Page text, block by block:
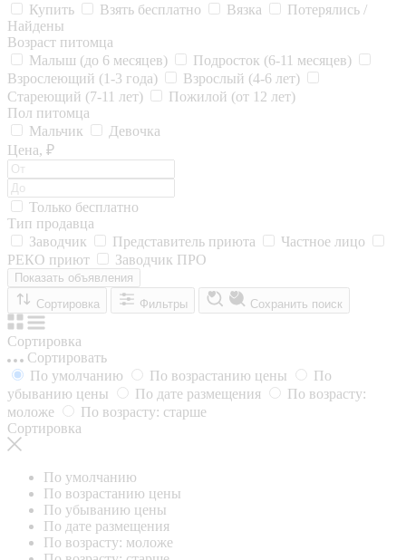
Купить
Взять бесплатно Вязка
Потерялись /
Найдены
Возраст питомца
Малыш (до 6 месяцев)
Подросток (6-11 месяцев)
Взрослеющий (1-3 года)
Взрослый (4-6 лет)
Стареющий (7-11 лет)
Пожилой (от 12 лет)
Пол питомца
Мальчик
Девочка
Цена, ₽
Только бесплатно
Тип продавца
Заводчик
Представитель приюта
Частное лицо
РЕКО приют
Заводчик ПРО
Показать объявления
Сортировка
Фильтры Сохранить поиск
Сортировка
Сортировать
По умолчанию
По возрастанию цены
По
убыванию цены
По дате размещения
По возрасту:
моложе
По возрасту: старше
Сортировка
По умолчанию
По возрастанию цены
По убыванию цены
По дате размещения
По возрасту: моложе